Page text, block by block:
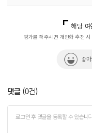
[별관 3
화장실
가능
열린관광콘텐츠팀(열린관광-모두
해당 여
평가를 해주시면 개인화 추천
좋
댓글 (0건)